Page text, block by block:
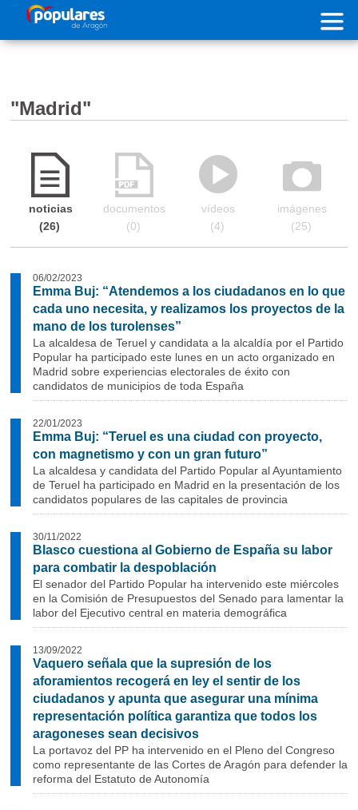
Pasar al contenido principal
"Madrid"
noticias
26
documentos
0
vídeos
4
imágenes
25
06/02/2023
Emma Buj: “Atendemos a los ciudadanos en lo que
cada uno necesita, y realizamos los proyectos de la
mano de los turolenses”
La alcaldesa de Teruel y candidata a la alcaldía por el Partido
Popular ha participado este lunes en un acto organizado en
Madrid sobre experiencias electorales de éxito con
candidatos de municipios de toda España
22/01/2023
Emma Buj: “Teruel es una ciudad con proyecto,
con magnetismo y con un gran futuro”
La alcaldesa y candidata del Partido Popular al Ayuntamiento
de Teruel ha participado en Madrid en la presentación de los
candidatos populares de las capitales de provincia
30/11/2022
Blasco cuestiona al Gobierno de España su labor
para combatir la despoblación
El senador del Partido Popular ha intervenido este miércoles
en la Comisión de Presupuestos del Senado para lamentar la
labor del Ejecutivo central en materia demográfica
13/09/2022
Vaquero señala que la supresión de los
aforamientos recogerá en ley el sentir de los
ciudadanos y apunta que asegurar una mínima
representación política garantiza que todos los
aragoneses sean decisivos
La portavoz del PP ha intervenido en el Pleno del Congreso
como representante de las Cortes de Aragón para defender la
reforma del Estatuto de Autonomía